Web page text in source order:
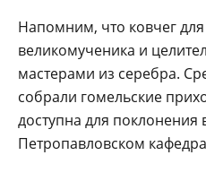
Напомним, что ковчег
великомученика и
мастерами из серебра.
собрали гомельские
доступна для поклонения
Петропавловском